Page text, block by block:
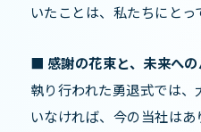
いたことは、私たちにとっ
■ 感謝の花束と、未来へ
執り行われた勇退式では
いなければ、今の当社は